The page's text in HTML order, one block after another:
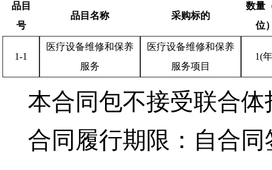
品目
号
品目名称 采购标的
数量
位
1-1
医疗设备维修和保养
服务
医疗设备维修和保养
服务项目
1(
本合同包不接受联合体
合同履行期限： 自合